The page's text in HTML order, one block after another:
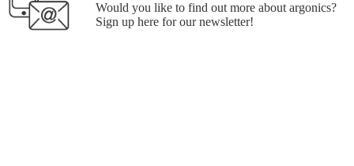
Would you like to find out more about argonics?
Sign up herefor our newsletter!